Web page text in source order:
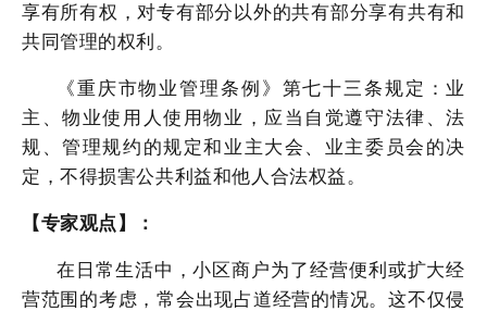
享有所有权，对专有部分以外的共有部分享有共有和
共同管理的权利。
《重庆市物业管理条例》第七十三条规定： 业
主、物业使用人使用物业，应当自觉遵守法律、法
规、管理规约的规定和业主大会、业主委员会的决
定，不得损害公共利益和他人合法权益。
【专家观点】：
在日常生活中，小区商户为了经营便利或扩大经
营范围的考虑，常会出现占道经营的情况。这不仅侵